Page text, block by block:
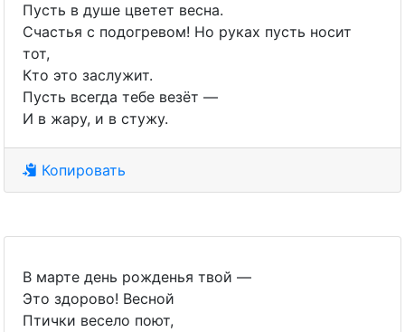
Пусть в душе цветет весна.
Счастья с подогревом! Но руках пусть носит
тот,
Кто это заслужит.
Пусть всегда тебе везёт —
И в жару, и в стужу.
Копировать
В марте день рожденья твой —
Это здорово! Весной
Птички весело поют,